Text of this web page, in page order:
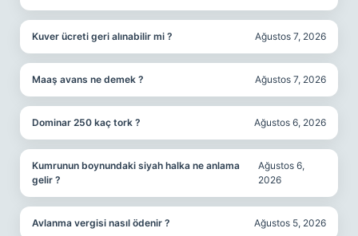
Kuver ücreti geri alınabilir mi ? Ağustos 7, 2026
Maaş avans ne demek ? Ağustos 7, 2026
Dominar 250 kaç tork ? Ağustos 6, 2026
Kumrunun boynundaki siyah halka ne anlama
gelir ?
Ağustos 6,
2026
Avlanma vergisi nasıl ödenir ? Ağustos 5, 2026